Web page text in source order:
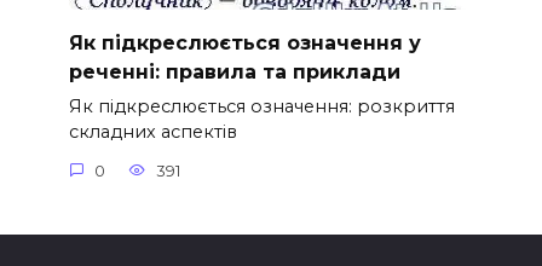
Як підкреслюється означення у
реченні: правила та приклади
Як підкреслюється означення: розкриття
складних аспектів
0 391